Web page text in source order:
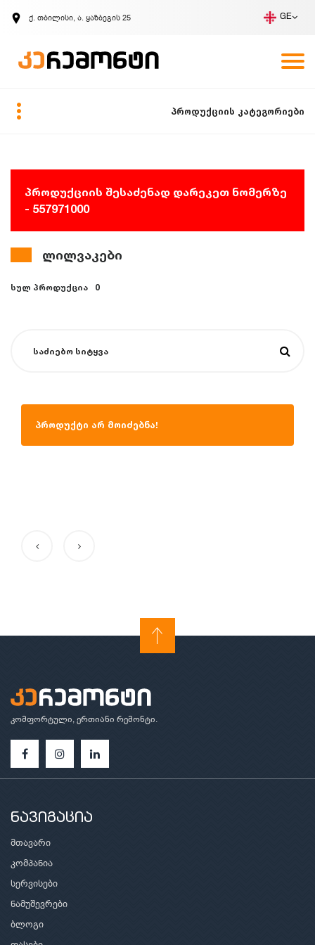
ქ. თბილისი, ა. ყაზბეგის 25 GE
ზარის მოთხოვნა
პროდუქციის კატეგორიები
პროდუქციის შესაძენად დარეკეთ ნომერზე
- 557971000
ლილვაკები
სულ პროდუქცია 0
პროდუქტი არ მოიძებნა!
კომფორტული, ერთიანი რემონტი.
ნავიგაცია
მთავარი
კომპანია
სერვისები
ნამუშევრები
ბლოგი